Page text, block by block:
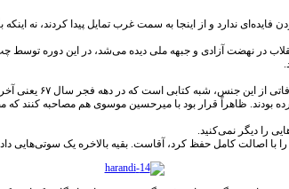
ندارد و از اینجا به سمت غرب تمایل پیدا کردند، نه
انقلاب در نهضت آزادی و جبهه ملی دیده می‌شد، در این دوره
این داستان
ظاهراً قرار بود با میرحسین موسوی هم مصاحبه کنند
را دیگر نمی‌کنید.
اصالت کامل حفظ کرد، آقاست. بقیه بالاخره یک سوتی‌هایی